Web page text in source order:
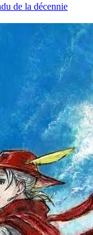
de la décennie